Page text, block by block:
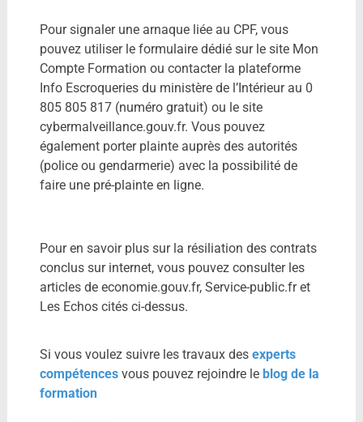
Pour signaler une arnaque liée au CPF, vous
pouvez utiliser le formulaire dédié sur le site Mon
Compte Formation ou contacter la plateforme
Info Escroqueries du ministère de l’Intérieur au 0
805 805 817 (numéro gratuit) ou le site
cybermalveillance.gouv.fr. Vous pouvez
également porter plainte auprès des autorités
(police ou gendarmerie) avec la possibilité de
faire une pré-plainte en ligne.
Pour en savoir plus sur la résiliation des contrats
conclus sur internet, vous pouvez consulter les
articles de economie.gouv.fr, Service-public.fr et
Les Echos cités ci-dessus.
Si vous voulez suivre les travaux des experts
compétencesvous pouvez rejoindre le blog de la
formation